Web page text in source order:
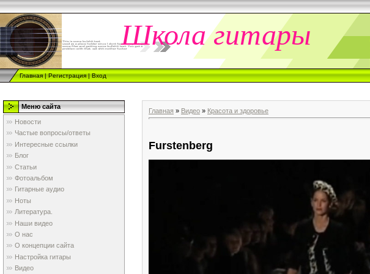
Школа гитары
Главная|Регистрация|Вход
Меню сайта
Новости
Частые вопросы/ответы
Интересные ссылки
Блог
Статьи
Фотоальбом
Гитарные аудио
Ноты
Литература.
Наши видео
О нас
О концепции сайта
Настройка гитары
Видео
Главная » Видео » Красота и здоровье
Furstenberg